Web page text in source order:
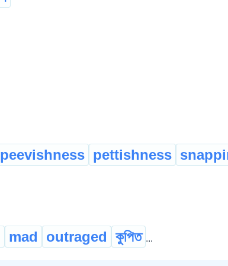
peevishness pettishness
mad outraged কুপিত ...